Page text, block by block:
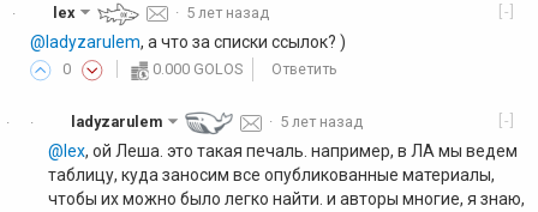
· [-]
lex · 5 лет назад
@ladyzarulem, а что за списки ссылок? )
0 0.000 GOLOS Ответить
·
· [-]
ladyzarulem · 5 лет назад
@lex, ой Леша. это такая печаль. например, в ЛА мы ведем
таблицу, куда заносим все опубликованные материалы,
чтобы их можно было легко найти. и авторы многие, я знаю,